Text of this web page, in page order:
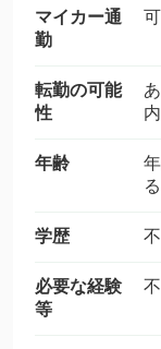
マイカー通
勤
可
転勤の可能
性
年齢
学歴
必要な経験
等